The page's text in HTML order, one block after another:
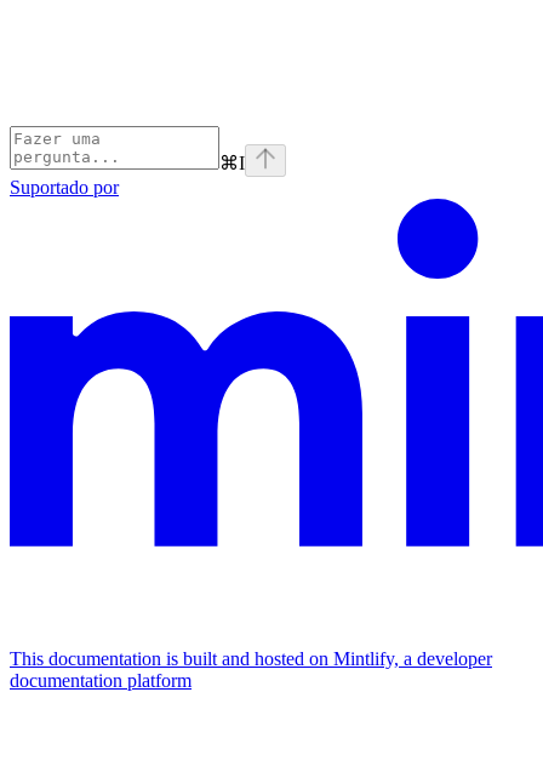
⌘I
Suportado por
This documentation is built and hosted on Mintlify, a developer
documentation platform